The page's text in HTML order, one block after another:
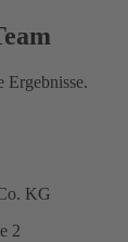
Ergebnisse.
KG
2